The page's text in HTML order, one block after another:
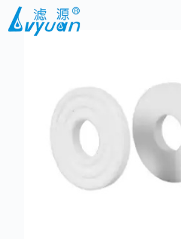
으